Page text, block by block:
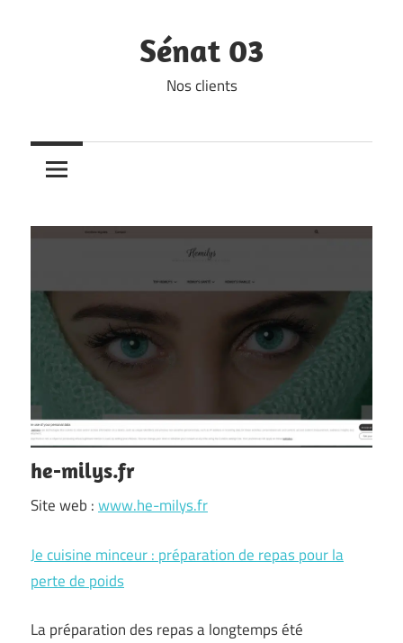
Sénat 03
Nos clients
he-milys.fr
Site web :www.he-milys.fr
Je cuisine minceur : préparation de repas pour la
perte de poids
La préparation des repas a longtemps été